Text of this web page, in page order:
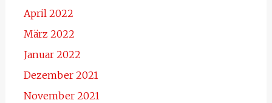
April 2022
März 2022
Januar 2022
Dezember 2021
November 2021